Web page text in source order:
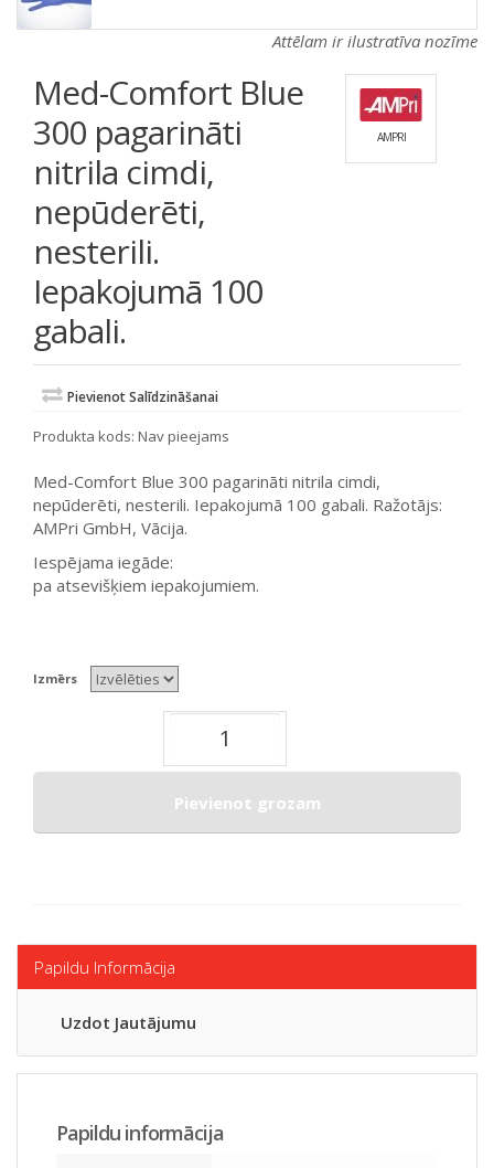
Attēlam ir ilustratīva nozīme
Med-Comfort Blue
300 pagarināti
nitrila cimdi,
nepūderēti,
nesterili.
Iepakojumā 100
gabali.
AMPRI
Pievienot Salīdzināšanai
Produkta kods: Nav pieejams
Med-Comfort Blue 300 pagarināti nitrila cimdi,
nepūderēti, nesterili. Iepakojumā 100 gabali. Ražotājs:
AMPri GmbH, Vācija.
Iespējama iegāde:
pa atsevišķiem iepakojumiem.
Izmērs
Pievienot grozam
Papildu Informācija
Uzdot Jautājumu
Papildu informācija